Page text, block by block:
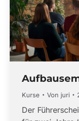
Kurse Von juri
Der